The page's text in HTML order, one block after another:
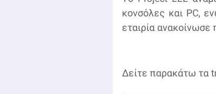
κονσόλες και PC,
εταιρία
Δείτε παρακάτω τα